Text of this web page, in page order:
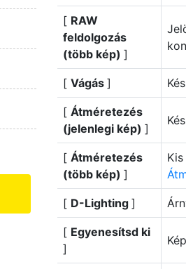
[ RAW
feldolgozás
(több kép) ]
[ Vágás ]
[ Átméretezés
(jelenlegi kép) ]
[ Átméretezés
(több kép) ]
[ D-Lighting ]
[ Egyenesítsd ki
]